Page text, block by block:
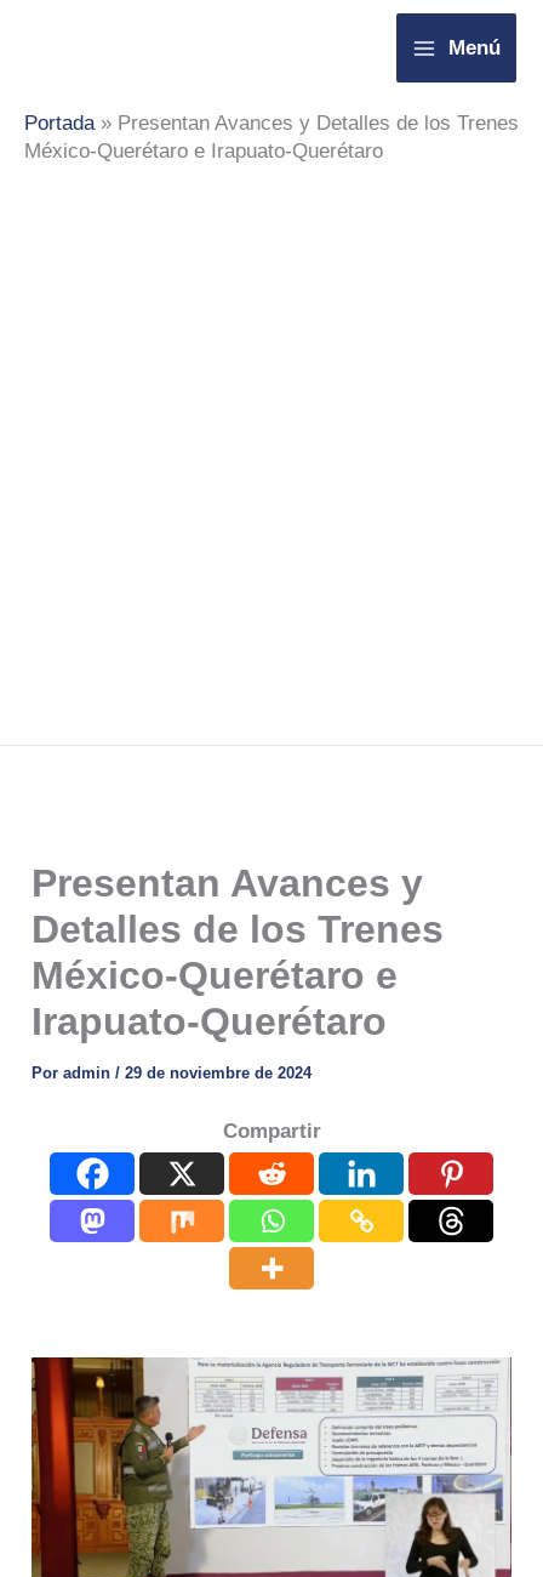
Menú
Portada» Presentan Avances y Detalles de los Trenes
México-Querétaro e Irapuato-Querétaro
Presentan Avances y
Detalles de los Trenes
México-Querétaro e
Irapuato-Querétaro
Poradmin/29 de noviembre de 2024
Compartir